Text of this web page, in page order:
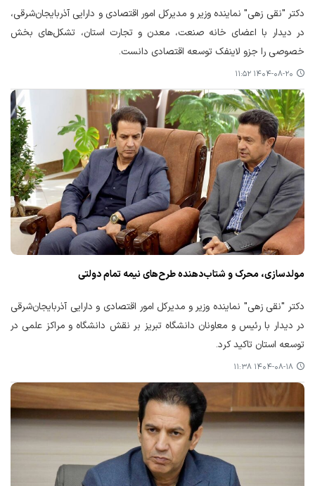
دکتر "نقی زهی" نماینده وزیر و مدیرکل امور اقتصادی و دارایی آذربایجان‌شرقی،
در دیدار با اعضای خانه صنعت، معدن و تجارت استان، تشکل‌های بخش
خصوصی را جزو لاینفک توسعه اقتصادی دانست.
۱۴۰۴-۰۸-۲۰ ۱۱:۵۲
مولدسازی، محرک و شتاب‌دهنده طرح‌های نیمه تمام دولتی
دکتر "نقی زهی" نماینده وزیر و مدیرکل امور اقتصادی و دارایی آذربایجان‌شرقی
در دیدار با رئیس و معاونان دانشگاه تبریز بر نقش دانشگاه و مراکز علمی در
توسعه استان تاکید کرد.
۱۴۰۴-۰۸-۱۸ ۱۱:۳۸